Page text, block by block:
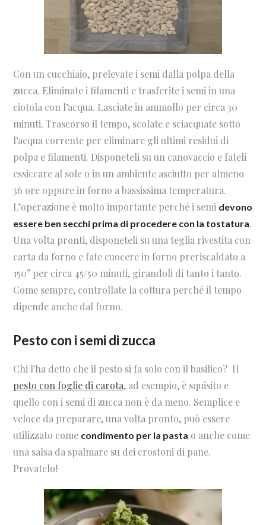
Con un cucchiaio, prelevate i semi dalla polpa della
zucca. Eliminate i filamenti e trasferite i semi in una
ciotola con l’acqua. Lasciate in ammollo per circa 30
minuti. Trascorso il tempo, scolate e sciacquate sotto
l’acqua corrente per eliminare gli ultimi residui di
polpa e filamenti. Disponeteli su un canovaccio e fateli
essiccare al sole o in un ambiente asciutto per almeno
36 ore oppure in forno a bassissima temperatura.
L’operazione è molto importante perché i semi devono
essere ben secchi prima di procedere con la tostatura.
Una volta pronti, disponeteli su una teglia rivestita con
carta da forno e fate cuocere in forno preriscaldato a
150° per circa 45/50 minuti, girandoli di tanto i tanto.
Come sempre, controllate la cottura perché il tempo
dipende anche dal forno.
Pesto con i semi di zucca
Chi l'ha detto che il pesto si fa solo con il basilico? Il
pesto con foglie di carota, ad esempio, è squisito e
quello con i semi di zucca non è da meno. Semplice e
veloce da preparare, una volta pronto, può essere
utilizzato come condimento per la pasta o anche come
una salsa da spalmare su dei crostoni di pane.
Provatelo!